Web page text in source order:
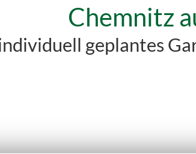
Chemnitz
geplantes